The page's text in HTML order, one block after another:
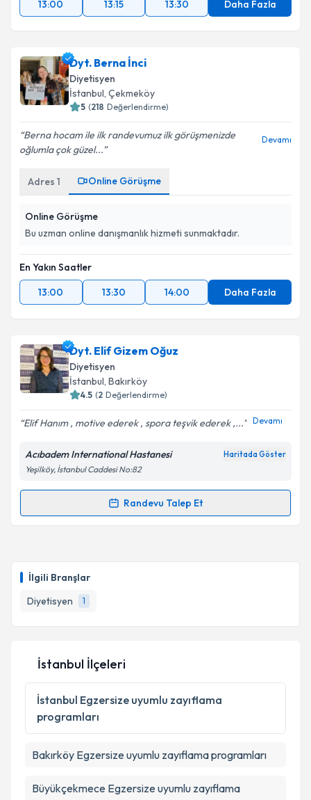
İlgili Branşlar
Diyetisyen
1
13:00 13:15 13:30 Daha Fazla
Dyt. Berna İnci
Diyetisyen
İstanbul, Çekmeköy
5 (218 Değerlendirme)
Berna hocam ile ilk randevumuz ilk görüşmenizde
oğlumla çok güzel...
Devamı
Adres 1 Online Görüşme
Online Görüşme
Bu uzman online danışmanlık hizmeti sunmaktadır.
En Yakın Saatler
13:00
13:30 14:00 Daha Fazla
Dyt. Elif Gizem Oğuz
Diyetisyen
İstanbul, Bakırköy
4.5 (2 Değerlendirme)
Elif Hanım , motive ederek , spora teşvik ederek ,... Devamı
Acıbadem International Hastanesi Haritada Göster
Yeşilköy, İstanbul Caddesi No:82
Randevu Talep Et
Randevu Takvimi Talebi
takvim hazırlandığında e-posta ile bilgilendireceğiz.
E-posta Adresiniz
Kişisel verilerimin işlenmesine ilişkinAydınlatma
Metni
'ni okudum ve kişisel verilerimin belirtilen
kapsamda işlenmesini kabul ediyorum.
Takvim Talebini Gönder
İstanbul İlçeleri
İstanbul Egzersize uyumlu zayıflama
programları
Bakırköy Egzersize uyumlu zayıflama programları
Büyükçekmece Egzersize uyumlu zayıflama